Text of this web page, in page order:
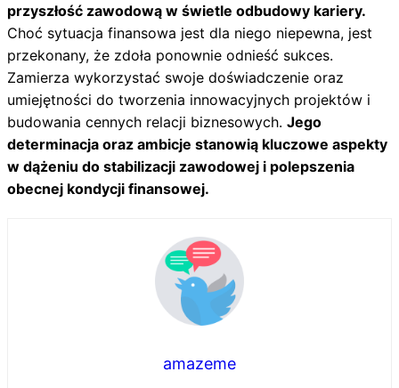
przyszłość zawodową w świetle odbudowy kariery.
Choć sytuacja finansowa jest dla niego niepewna, jest
przekonany, że zdoła ponownie odnieść sukces.
Zamierza wykorzystać swoje doświadczenie oraz
umiejętności do tworzenia innowacyjnych projektów i
budowania cennych relacji biznesowych. Jego
determinacja oraz ambicje stanowią kluczowe aspekty
w dążeniu do stabilizacji zawodowej i polepszenia
obecnej kondycji finansowej.
amazeme